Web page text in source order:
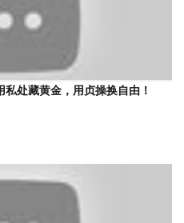
私处藏黄金，用贞操换自由！